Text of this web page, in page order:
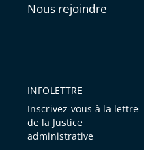
Nous rejoindre
INFOLETTRE
Inscrivez-vous à la lettre
de la Justice
administrative